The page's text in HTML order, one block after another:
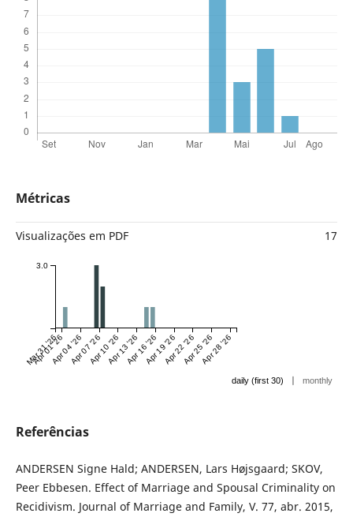
Métricas
Visualizações em PDF 17
Mar 31 '26
Apr 01 '26Apr 04 '26Apr 07 '26Apr 10 '26Apr 13 '26Apr 16 '26Apr 19 '26Apr 22 '26Apr 25 '26Apr 28 '26
3.0
daily (first 30) | monthly
Referências
ANDERSEN Signe Hald; ANDERSEN, Lars Højsgaard; SKOV,
Peer Ebbesen. Effect of Marriage and Spousal Criminality on
Recidivism. Journal of Marriage and Family, V. 77, abr. 2015,